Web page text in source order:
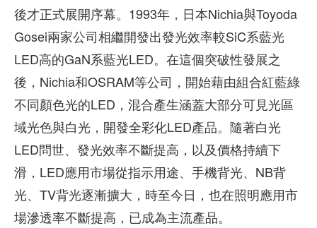
後才正式展開序幕。1993年，日本Nichia與Toyoda
Gosei兩家公司相繼開發出發光效率較SiC系藍光
LED高的GaN系藍光LED。在這個突破性發展之
後，Nichia和OSRAM等公司，開始藉由組合紅藍綠
不同顏色光的LED，混合產生涵蓋大部分可見光區
域光色與白光，開發全彩化LED產品。隨著白光
LED問世、發光效率不斷提高，以及價格持續下
滑，LED應用市場從指示用途、手機背光、NB背
光、TV背光逐漸擴大，時至今日，也在照明應用市
場滲透率不斷提高，已成為主流產品。